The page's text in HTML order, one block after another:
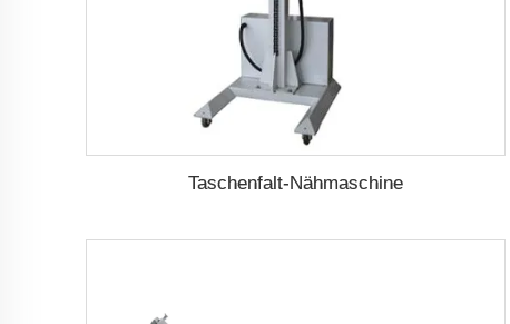
Taschenfalt-Nähmaschine